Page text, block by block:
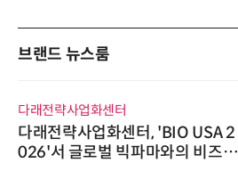
브랜드 뉴스룸
다래전략사업화센터
다래전략사업화센터, 'BIO USA 2
026'서 글로벌 빅파마와의 비즈니